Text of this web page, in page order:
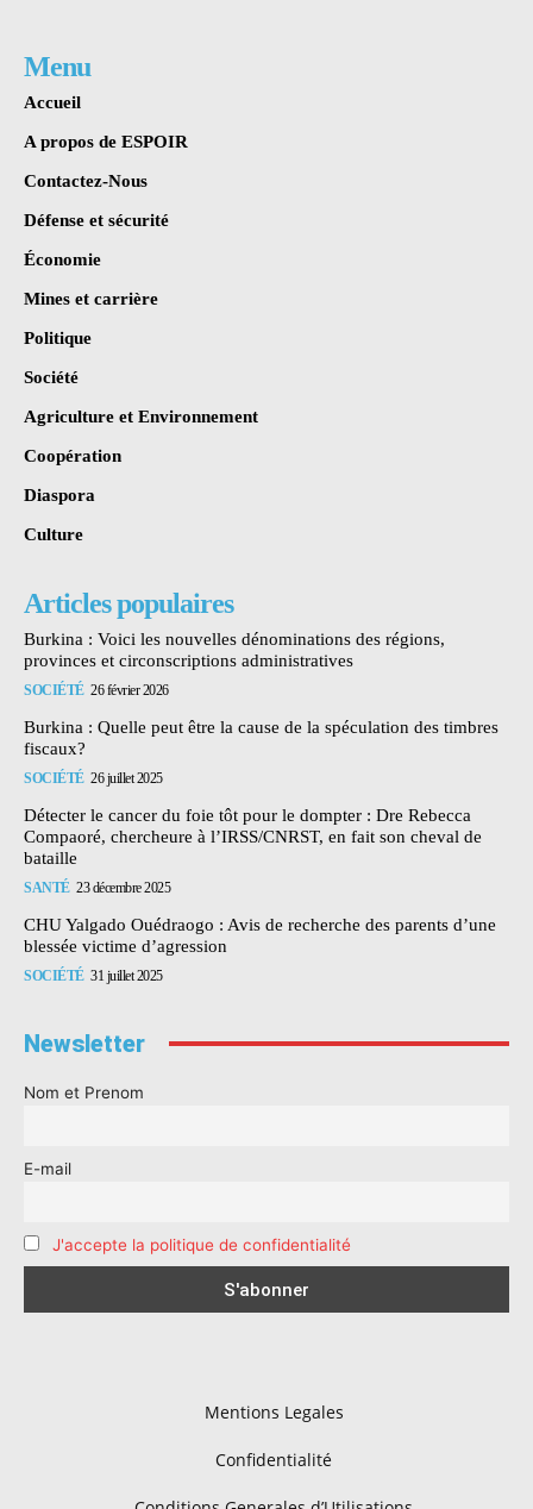
Menu
Accueil
A propos de ESPOIR
Contactez-Nous
Défense et sécurité
Économie
Mines et carrière
Politique
Société
Agriculture et Environnement
Coopération
Diaspora
Culture
Articles populaires
Burkina : Voici les nouvelles dénominations des régions,
provinces et circonscriptions administratives
SOCIÉTÉ 26 février 2026
Burkina : Quelle peut être la cause de la spéculation des timbres
fiscaux?
SOCIÉTÉ 26 juillet 2025
Détecter le cancer du foie tôt pour le dompter : Dre Rebecca
Compaoré, chercheure à l’IRSS/CNRST, en fait son cheval de
bataille
SANTÉ 23 décembre 2025
CHU Yalgado Ouédraogo : Avis de recherche des parents d’une
blessée victime d’agression
SOCIÉTÉ 31 juillet 2025
Newsletter
Nom et Prenom
E-mail
J'accepte la politique de confidentialité
Mentions Legales
Confidentialité